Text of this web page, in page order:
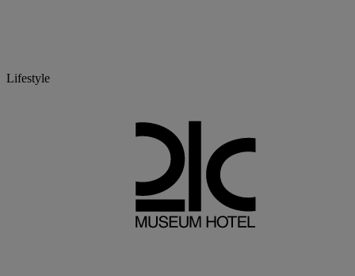
Lifestyle